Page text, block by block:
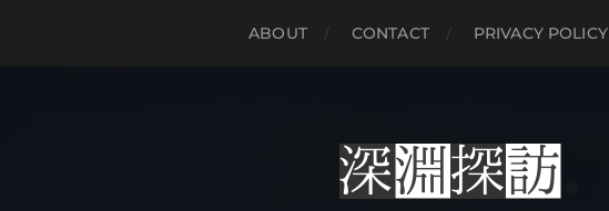
ABOUT CONTACT PRIVACY POLICY